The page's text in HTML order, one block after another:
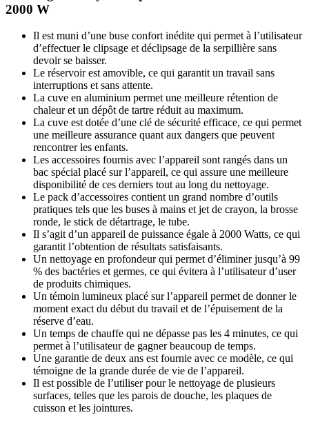
2000 W
Il est muni d’une buse confort inédite qui permet à l’utilisateur
d’effectuer le clipsage et déclipsage de la serpillière sans
devoir se baisser.
Le réservoir est amovible, ce qui garantit un travail sans
interruptions et sans attente.
La cuve en aluminium permet une meilleure rétention de
chaleur et un dépôt de tartre réduit au maximum.
La cuve est dotée d’une clé de sécurité efficace, ce qui permet
une meilleure assurance quant aux dangers que peuvent
rencontrer les enfants.
Les accessoires fournis avec l’appareil sont rangés dans un
bac spécial placé sur l’appareil, ce qui assure une meilleure
disponibilité de ces derniers tout au long du nettoyage.
Le pack d’accessoires contient un grand nombre d’outils
pratiques tels que les buses à mains et jet de crayon, la brosse
ronde, le stick de détartrage, le tube.
Il s’agit d’un appareil de puissance égale à 2000 Watts, ce qui
garantit l’obtention de résultats satisfaisants.
Un nettoyage en profondeur qui permet d’éliminer jusqu’à 99
% des bactéries et germes, ce qui évitera à l’utilisateur d’user
de produits chimiques.
Un témoin lumineux placé sur l’appareil permet de donner le
moment exact du début du travail et de l’épuisement de la
réserve d’eau.
Un temps de chauffe qui ne dépasse pas les 4 minutes, ce qui
permet à l’utilisateur de gagner beaucoup de temps.
Une garantie de deux ans est fournie avec ce modèle, ce qui
témoigne de la grande durée de vie de l’appareil.
Il est possible de l’utiliser pour le nettoyage de plusieurs
surfaces, telles que les parois de douche, les plaques de
cuisson et les jointures.